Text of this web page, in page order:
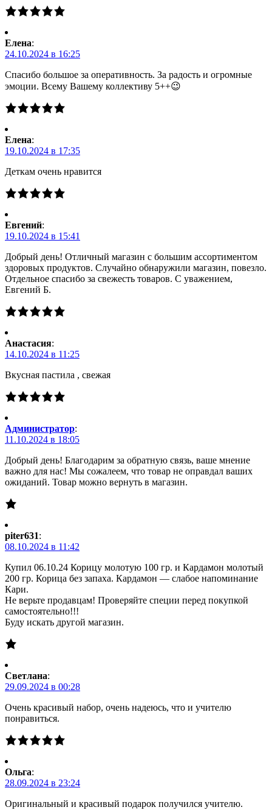
Елена:
24.10.2024 в 16:25
Спасибо большое за оперативность. За радость и огромные
эмоции. Всему Вашему коллективу 5++😉
Елена:
19.10.2024 в 17:35
Деткам очень нравится
Евгений:
19.10.2024 в 15:41
Добрый день! Отличный магазин с большим ассортиментом
здоровых продуктов. Случайно обнаружили магазин, повезло.
Отдельное спасибо за свежесть товаров. С уважением,
Евгений Б.
Анастасия:
14.10.2024 в 11:25
Вкусная пастила , свежая
Администратор:
11.10.2024 в 18:05
Добрый день! Благодарим за обратную связь, ваше мнение
важно для нас! Мы сожалеем, что товар не оправдал ваших
ожиданий. Товар можно вернуть в магазин.
piter631:
08.10.2024 в 11:42
Купил 06.10.24 Корицу молотую 100 гр. и Кардамон молотый
200 гр. Корица без запаха. Кардамон — слабое напоминание
Кари.
Не верьте продавцам! Проверяйте специи перед покупкой
самостоятельно!!!
Буду искать другой магазин.
Светлана:
29.09.2024 в 00:28
Очень красивый набор, очень надеюсь, что и учителю
понравиться.
Ольга:
28.09.2024 в 23:24
Оригинальный и красивый подарок получился учителю.